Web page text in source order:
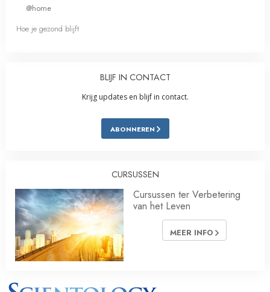
@home
Hoe je gezond blijft
BLIJF IN CONTACT
Krijg updates en blijf in contact.
ABONNEREN
CURSUSSEN
Cursussen ter Verbetering
van het Leven
MEER INFO